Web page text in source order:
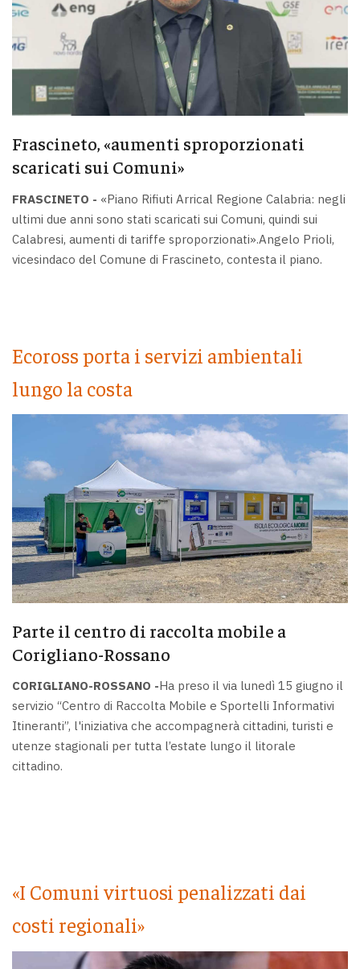
Frascineto, «aumenti sproporzionati
scaricati sui Comuni»
FRASCINETO - «Piano Rifiuti Arrical Regione Calabria: negli
ultimi due anni sono stati scaricati sui Comuni, quindi sui
Calabresi, aumenti di tariffe sproporzionati».Angelo Prioli,
vicesindaco del Comune di Frascineto, contesta il piano.
Ecoross porta i servizi ambientali
lungo la costa
Parte il centro di raccolta mobile a
Corigliano-Rossano
CORIGLIANO-ROSSANO -Ha preso il via lunedì 15 giugno il
servizio “Centro di Raccolta Mobile e Sportelli Informativi
Itineranti”, l'iniziativa che accompagnerà cittadini, turisti e
utenze stagionali per tutta l’estate lungo il litorale
cittadino.
«I Comuni virtuosi penalizzati dai
costi regionali»